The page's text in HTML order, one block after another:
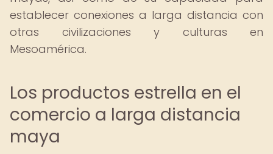
establecer conexiones a larga distancia con
otras civilizaciones y culturas en
Mesoamérica.
Los productos estrella en el
comercio a larga distancia
maya